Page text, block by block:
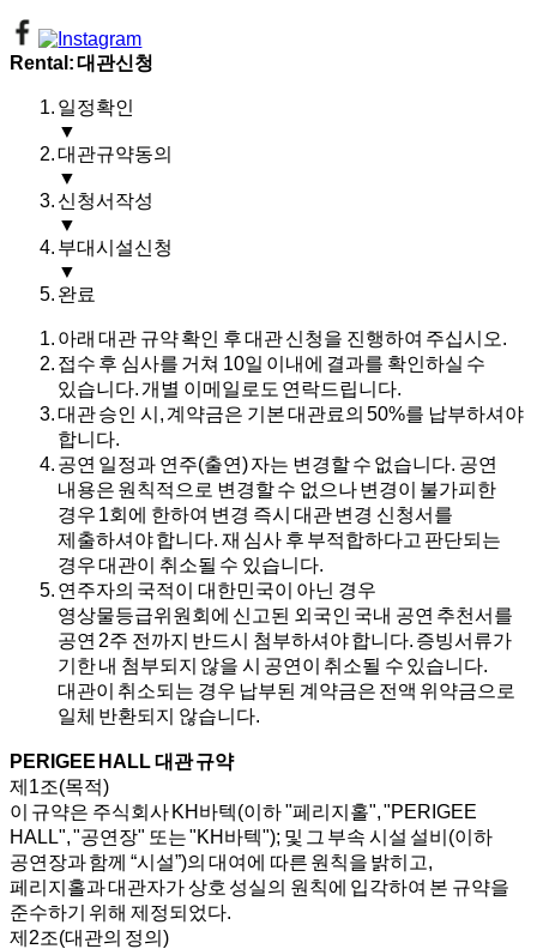
Rental: 대관신청
일정확인
▼
대관규약동의
▼
신청서작성
▼
부대시설신청
▼
완료
아래 대관 규약 확인 후 대관 신청을 진행하여 주십시오.
접수 후 심사를 거쳐 10일 이내에 결과를 확인하실 수
있습니다. 개별 이메일로도 연락드립니다.
대관 승인 시, 계약금은 기본 대관료의 50%를 납부하셔야
합니다.
공연 일정과 연주(출연) 자는 변경할 수 없습니다. 공연
내용은 원칙적으로 변경할 수 없으나 변경이 불가피한
경우 1회에 한하여 변경 즉시 대관 변경 신청서를
제출하셔야 합니다. 재 심사 후 부적합하다고 판단되는
경우 대관이 취소될 수 있습니다.
연주자의 국적이 대한민국이 아닌 경우
영상물등급위원회에 신고된 외국인 국내 공연 추천서를
공연 2주 전까지 반드시 첨부하셔야 합니다. 증빙서류가
기한 내 첨부되지 않을 시 공연이 취소될 수 있습니다.
대관이 취소되는 경우 납부된 계약금은 전액 위약금으로
일체 반환되지 않습니다.
PERIGEE HALL 대관 규약
제1조(목적)
이 규약은 주식회사 KH바텍(이하 "페리지홀", "PERIGEE
HALL", "공연장" 또는 "KH바텍"); 및 그 부속 시설 설비(이하
공연장과 함께 “시설”)의 대여에 따른 원칙을 밝히고,
페리지홀과 대관자가 상호 성실의 원칙에 입각하여 본 규약을
준수하기 위해 제정되었다.
제2조(대관의 정의)